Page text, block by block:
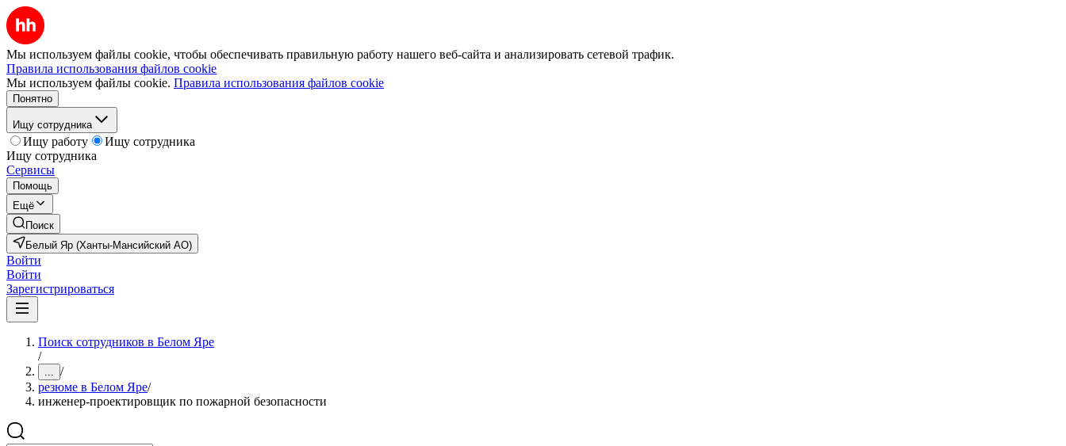
Мы используем файлы cookie, чтобы обеспечивать правильную работу нашего веб-сайта и анализировать сетевой трафик.
Правила использования файлов cookie
Мы используем файлы cookie. Правила использования файлов cookie
Понятно
Ищу сотрудника
Ищу работу
Ищу сотрудника
Ищу сотрудника
Сервисы
Помощь
Ещё
Поиск
Белый Яр (Ханты-Мансийский АО)
Войти
Войти
Зарегистрироваться
Поиск сотрудников в Белом Яре
/
... /
резюме в Белом Яре/
инженер-проектировщик по пожарной безопасности